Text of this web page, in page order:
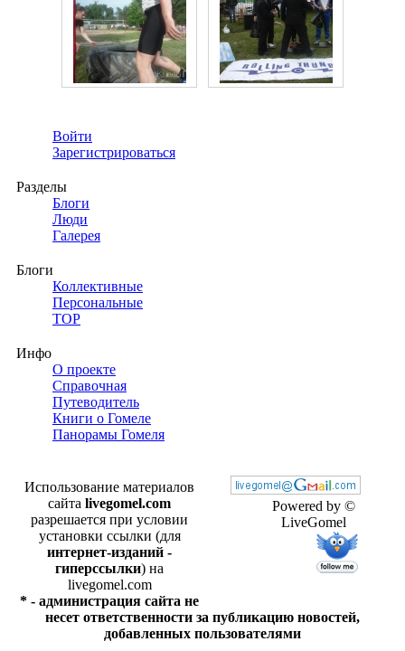
Войти
Зарегистрироваться
Разделы
Блоги
Люди
Галерея
Блоги
Коллективные
Персональные
TOP
Инфо
О проекте
Справочная
Путеводитель
Книги о Гомеле
Панорамы Гомеля
Powered by ©
LiveGomel
Использование материалов
сайта livegomel.com
разрешается при условии
установки ссылки (для
интернет-изданий -
гиперссылки) на
livegomel.com
* - администрация сайта не
несет ответственности за публикацию новостей,
добавленных пользователями